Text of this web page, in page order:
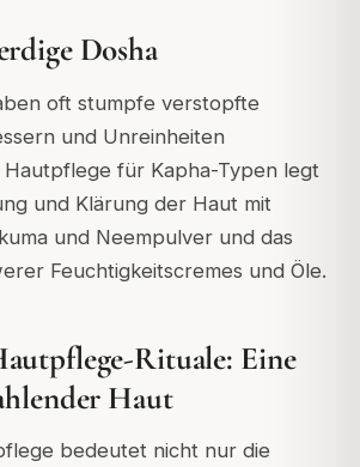
Dosha
oft stumpfe verstopfte
und Unreinheiten
Hautpflege für Kapha-Typen legt
und Klärung der Haut mit
und Neempulver und das
Feuchtigkeitscremes und Öle.
Rituale: Eine
Haut
bedeutet nicht nur die